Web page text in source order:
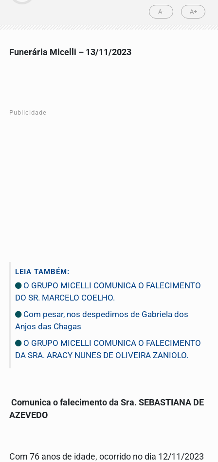
A- A+
Funerária Micelli – 13/11/2023
Publicidade
LEIA TAMBÉM:
O GRUPO MICELLI COMUNICA O FALECIMENTO
DO SR. MARCELO COELHO.
Com pesar, nos despedimos de Gabriela dos
Anjos das Chagas
O GRUPO MICELLI COMUNICA O FALECIMENTO
DA SRA. ARACY NUNES DE OLIVEIRA ZANIOLO.
Comunica o falecimento da Sra. SEBASTIANA DE
AZEVEDO
Com 76 anos de idade, ocorrido no dia 12/11/2023